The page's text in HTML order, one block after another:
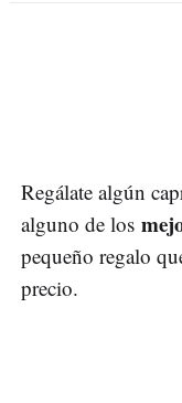
Regálate algún
alguno de los
pequeño regalo
precio.